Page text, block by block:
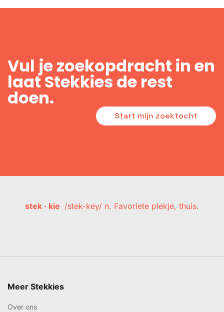
Vul je zoekopdracht in en
laat Stekkies de rest
doen.
Start mijn zoektocht
stek · kie /stek-key/ n. Favoriete plekje, thuis.
Meer Stekkies
Over ons